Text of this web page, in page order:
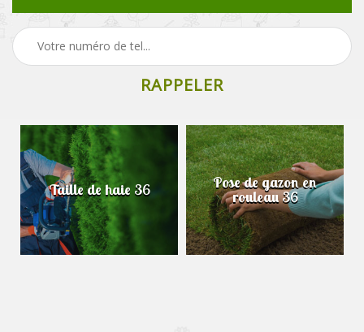
Taille de haie 36 Pose de gazon en
rouleau 36